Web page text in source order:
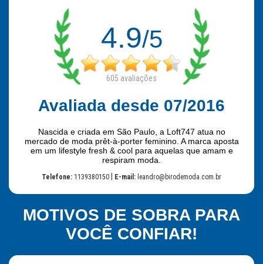
4.9/5
605 avaliações
Avaliada desde 07/2016
Nascida e criada em São Paulo, a Loft747 atua no
mercado de moda prêt-à-porter feminino. A marca aposta
em um lifestyle fresh & cool para aquelas que amam e
respiram moda.
Telefone: 1139380150 E-mail: leandro@birodemoda.com.br
MOTIVOS DE SOBRA PARA
VOCÊ CONFIAR!